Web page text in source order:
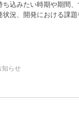
込みたい時期や期間
況、開発における課
知らせ